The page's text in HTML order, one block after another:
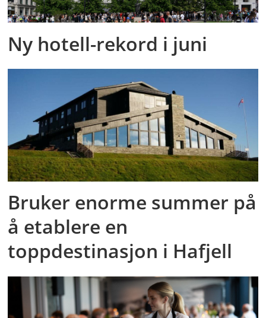
Ny hotell-rekord i juni
Bruker enorme summer på
å etablere en
toppdestinasjon i Hafjell